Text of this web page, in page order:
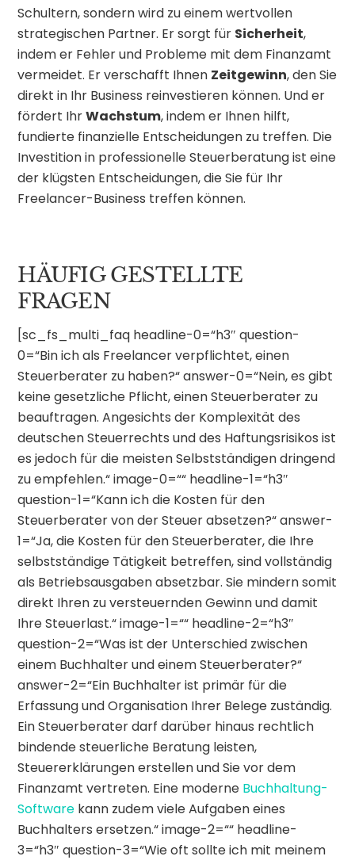
Schultern, sondern wird zu einem wertvollen
strategischen Partner. Er sorgt für Sicherheit,
indem er Fehler und Probleme mit dem Finanzamt
vermeidet. Er verschafft Ihnen Zeitgewinn, den Sie
direkt in Ihr Business reinvestieren können. Und er
fördert IhrWachstum, indem er Ihnen hilft,
fundierte finanzielle Entscheidungen zu treffen. Die
Investition in professionelle Steuerberatung ist eine
der klügsten Entscheidungen, die Sie für Ihr
Freelancer-Business treffen können.
HÄUFIG GESTELLTE
FRAGEN
[sc_fs_multi_faq headline-0=“h3″ question-
0=“Bin ich als Freelancer verpflichtet, einen
Steuerberater zu haben?“ answer-0=“Nein, es gibt
keine gesetzliche Pflicht, einen Steuerberater zu
beauftragen. Angesichts der Komplexität des
deutschen Steuerrechts und des Haftungsrisikos ist
es jedoch für die meisten Selbstständigen dringend
zu empfehlen.“ image-0=““ headline-1=“h3″
question-1=“Kann ich die Kosten für den
Steuerberater von der Steuer absetzen?“ answer-
1=“Ja, die Kosten für den Steuerberater, die Ihre
selbstständige Tätigkeit betreffen, sind vollständig
als Betriebsausgaben absetzbar. Sie mindern somit
direkt Ihren zu versteuernden Gewinn und damit
Ihre Steuerlast.“ image-1=““ headline-2=“h3″
question-2=“Was ist der Unterschied zwischen
einem Buchhalter und einem Steuerberater?“
answer-2=“Ein Buchhalter ist primär für die
Erfassung und Organisation Ihrer Belege zuständig.
Ein Steuerberater darf darüber hinaus rechtlich
bindende steuerliche Beratung leisten,
Steuererklärungen erstellen und Sie vor dem
Finanzamt vertreten. Eine moderne Buchhaltung-
Software kann zudem viele Aufgaben eines
Buchhalters ersetzen.“ image-2=““ headline-
3=“h3″ question-3=“Wie oft sollte ich mit meinem